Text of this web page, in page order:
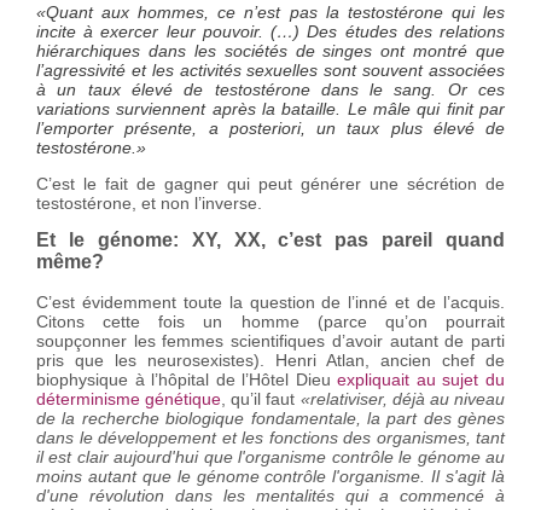
«Quant aux hommes, ce n’est pas la testostérone qui les
incite à exercer leur pouvoir. (…) Des études des relations
hiérarchiques dans les sociétés de singes ont montré que
l’agressivité et les activités sexuelles sont souvent associées
à un taux élevé de testostérone dans le sang. Or ces
variations surviennent après la bataille. Le mâle qui finit par
l’emporter présente, a posteriori, un taux plus élevé de
testostérone.»
C’est le fait de gagner qui peut générer une sécrétion de
testostérone, et non l’inverse.
Et le génome: XY, XX, c’est pas pareil quand
même?
C’est évidemment toute la question de l’inné et de l’acquis.
Citons cette fois un homme (parce qu’on pourrait
soupçonner les femmes scientifiques d’avoir autant de parti
pris que les neurosexistes). Henri Atlan, ancien chef de
biophysique à l’hôpital de l’Hôtel Dieuexpliquait au sujet du
déterminisme génétique , qu’il faut «relativiser, déjà au niveau
de la recherche biologique fondamentale, la part des gènes
dans le développement et les fonctions des organismes, tant
il est clair aujourd'hui que l'organisme contrôle le génome au
moins autant que le génome contrôle l'organisme. Il s'agit là
d'une révolution dans les mentalités qui a commencé à